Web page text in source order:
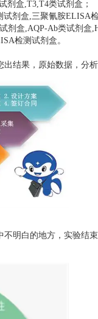
剂盒,T3,T4类试剂盒；
剂盒,三聚氰胺
剂盒,AQP-Ab类试剂盒
检测试剂盒。
结果，原始数据，分
明白的地方，实验结